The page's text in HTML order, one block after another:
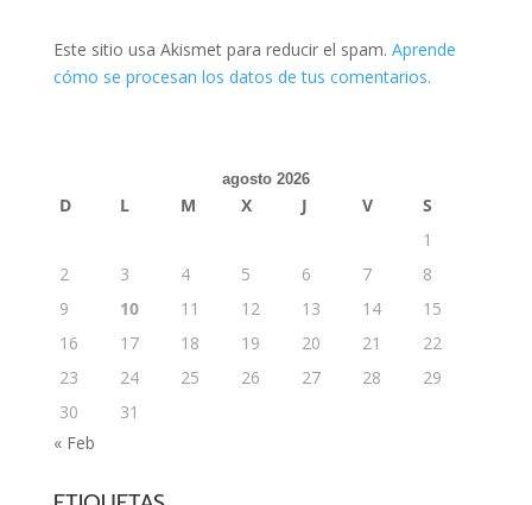
Este sitio usa Akismet para reducir el spam. Aprende
cómo se procesan los datos de tus comentarios.
agosto 2026
D L M X J V
S
1
2
3 4 5 6 7
8
9
10 11 12 13 14
15
16
17 18 19 20 21
22
23
24 25 26 27 28
29
30
31
« Feb